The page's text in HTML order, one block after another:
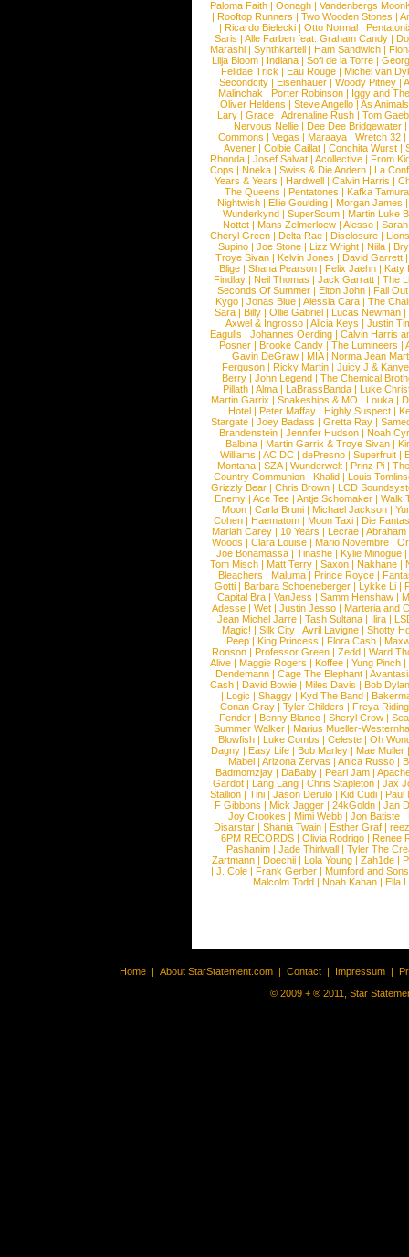
Paloma Faith |Oonagh |Vandenbergs
|Rooftop Runners |Two Wooden Stones |
| Ricardo Bielecki | Otto Normal |
Saris | Alle Farben feat. Graham Candy |
Marashi | Synthkartell | Ham Sandwich |
Lilja Bloom | Indiana | Sofi de la Torre |
Felidae Trick | Eau Rouge | Michel van
Secondcity |Eisenhauer |Woody Pitney |
Malinchak |Porter Robinson | Iggy and
Oliver Heldens |Steve Angello |As Animals
Lary | Grace | Adrenaline Rush | Tom
Nervous Nellie | Dee Dee Bridgewater |
Commons |Vegas |Maraaya |Wretch 32 |
Avener | Colbie Caillat | Conchita Wurst |
Rhonda | Josef Salvat | Acollective | From
Cops | Nneka | Swiss & Die Andern | La
Years & Years |Hardwell |Calvin Harris |
The Queens | Pentatones | Kafka Tamura
Nightwish |Ellie Goulding |Morgan James
Wunderkynd | SuperScum | Martin Luke
Nottet |Mans Zelmerloew |Alesso |
Cheryl Green |Delta Rae |Disclosure |
Supino |Joe Stone |Lizz Wright |Niila |
Troye Sivan | Kelvin Jones | David Garrett
Blige | Shana Pearson | Felix Jaehn | Katy
Findlay |Neil Thomas |Jack Garratt |The
Seconds Of Summer |Elton John |Fall
Kygo |Jonas Blue |Alessia Cara |The
Sara |Billy |Ollie Gabriel |Lucas Newman |
Axwel & Ingrosso | Alicia Keys | Justin
Eagulls |Johannes Oerding |Calvin Harris
Posner |Brooke Candy |The Lumineers |
Gavin DeGraw | MIA| Norma Jean
Ferguson | Ricky Martin | Juicy J &
Berry | John Legend | The Chemical
Pillath |Alma |LaBrassBanda |Luke
Martin Garrix | Snakeships & MO | Louka |
Hotel | Peter Maffay | Highly Suspect |
Stargate |Joey Badass |Gretta Ray |
Brandenstein |Jennifer Hudson |Noah
Balbina | Martin Garrix & Troye Sivan |
Williams |AC DC |dePresno |Superfruit |
Montana |SZA|Wunderwelt |Prinz Pi |
Country Communion | Khalid | Louis
Grizzly Bear | Chris Brown | LCD
Enemy | Ace Tee | Antje Schomaker | Walk
Moon |Carla Bruni |Michael Jackson |
Cohen |Haematom |Moon Taxi |Die
Mariah Carey | 10 Years | Lecrae | Abraham
Woods |Clara Louise |Mario Novembre |
Joe Bonamassa | Tinashe | Kylie Minogue |
Tom Misch |Matt Terry |Saxon |Nakhane |
Bleachers | Maluma | Prince Royce |
Gotti |Barbara Schoeneberger |Lykke Li |
Capital Bra |VanJess |Samm Henshaw |
Adesse |Wet |Justin Jesso |Marteria and
Jean Michel Jarre |Tash Sultana | Ilira |
Magic! | Silk City | Avril Lavigne | Shotty
Peep |King Princess |Flora Cash |
Ronson |Professor Green |Zedd |Ward
Alive |Maggie Rogers |Koffee |Yung Pinch |
Dendemann |Cage The Elephant |
Cash | David Bowie | Miles Davis | Bob Dylan
|Logic |Shaggy |Kyd The Band |
Conan Gray |Tyler Childers |Freya
Fender |Benny Blanco |Sheryl Crow |
Summer Walker |Marius Mueller-
Blowfish | Luke Combs | Celeste | Oh
Dagny |Easy Life |Bob Marley |Mae Muller
Mabel |Arizona Zervas |Anica Russo |
Badmomzjay |DaBaby |Pearl Jam |
Gardot | Lang Lang | Chris Stapleton | Jax
Stallion |Tini |Jason Derulo |Kid Cudi |Paul
F Gibbons | Mick Jagger | 24kGoldn | Jan
Joy Crookes | Mimi Webb | Jon Batiste |
Disarstar | Shania Twain | Esther Graf |
6PM RECORDS | Olivia Rodrigo | Renee
Pashanim |Jade Thirlwall |Tyler The
Zartmann | Doechii | Lola Young | Zah1de |
| J. Cole | Frank Gerber | Mumford and Sons
Malcolm Todd | Noah Kahan | Ella
Home | About StarStatement.com | Contact | Impressum |
© 2009 + ® 2011, Star